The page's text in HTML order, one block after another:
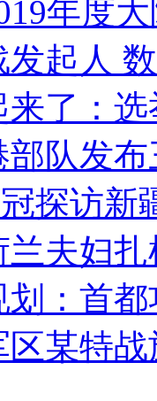
年度
起人
了：
队发
探访新
兰夫妇
：首
某特